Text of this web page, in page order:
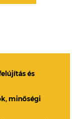
és
minőségi